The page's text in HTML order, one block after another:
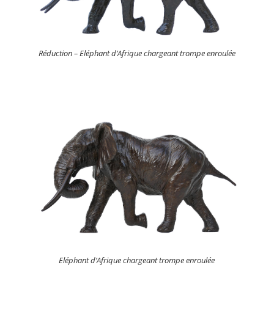
Réduction – Eléphant d’Afrique chargeant trompe enroulée
Eléphant d’Afrique chargeant trompe enroulée